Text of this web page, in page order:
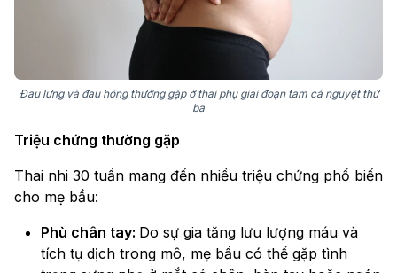
Đau lưng và đau hông thường gặp ở thai phụ giai đoạn tam cá nguyệt thứ
ba
Triệu chứng thường gặp
Thai nhi 30 tuần mang đến nhiều triệu chứng phổ biến
cho mẹ bầu:
Phù chân tay: Do sự gia tăng lưu lượng máu và
tích tụ dịch trong mô, mẹ bầu có thể gặp tình